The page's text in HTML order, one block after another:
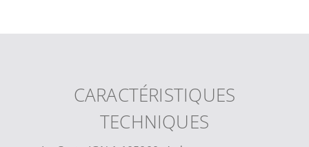
CARACTÉRISTIQUES
TECHNIQUES